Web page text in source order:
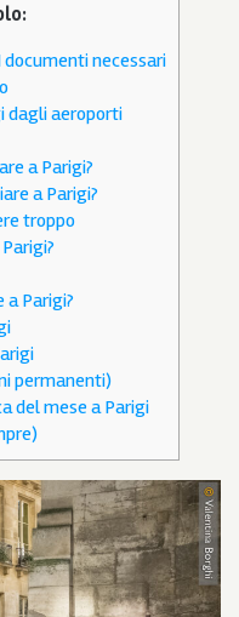
documenti necessari
dagli aeroporti
a Parigi?
a Parigi?
troppo
a Parigi?
permanenti)
del mese a Parigi